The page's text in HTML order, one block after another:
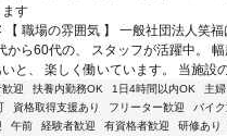
す
【 職場の雰囲気 】 一般社団法人笑
から60代の、 スタッフが活躍中。
と、 楽しく働いています。 当施設
迎 扶養内勤務OK 1日4時間以内OK
主
資格取得支援あり フリーター歓迎 バイ
午前 経験者歓迎 有資格者歓迎 研修あり